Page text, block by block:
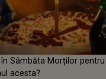
Sâmbăta Morților
acesta?